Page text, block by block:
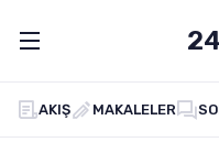
AKIŞ MAKALELER